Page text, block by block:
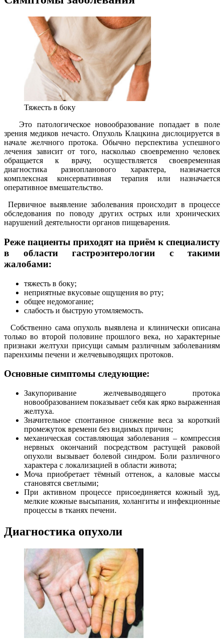
Тяжесть в боку
Это патологическое новообразование попадает в поле
зрения медиков нечасто. Опухоль Клацкина дислоцируется в
начале желчного протока. Обычно перспектива успешного
лечения зависит от того, насколько своевременно человек
обращается к врачу, осуществляется своевременная
диагностика разнопланового характера, назначается
комплексная консервативная терапия или назначается
оперативное вмешательство.
Первичное выявление заболевания происходит в процессе
обследования по поводу других острых или хронических
нарушений деятельности органов пищеварения.
Реже пациенты приходят на приём к специалисту
в области гастроэнтерологии с такими
жалобами:
тяжесть в боку;
неприятные вкусовые ощущения во рту;
общее недомогание;
слабость и быструю утомляемость.
Собственно сама опухоль выявлена и клинически описана
только во второй половине прошлого века, но характерные
признаки желтухи присущи самым различным заболеваниям
паренхимы печени и желчевыводящих протоков.
Основные симптомы следующие:
Закупоривание желчевыводящего протока
новообразованием показывает себя как ярко выраженная
желтуха.
Значительное спонтанное снижение веса за короткий
промежуток времени без видимых причин;
механическая составляющая заболевания – компрессия
нервных окончаний посредством растущей раковой
опухоли вызывает болевой синдром. Боли различного
характера с локализацией в области живота;
Моча приобретает тёмный оттенок, а каловые массы
становятся светлыми;
При активном процессе присоединяется кожный зуд,
мелкие кожные высыпания, холангиты и инфекционные
процессы в тканях печени.
Диагностика опухоли